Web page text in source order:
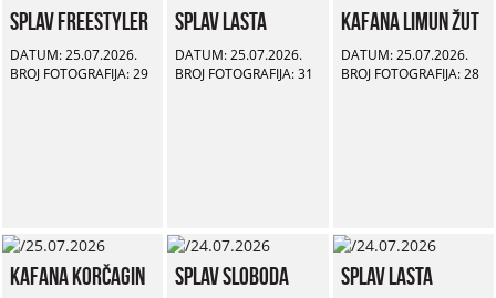
Splav Freestyler
DATUM: 25.07.2026.
BROJ FOTOGRAFIJA: 29
Splav Lasta
DATUM: 25.07.2026.
BROJ FOTOGRAFIJA: 31
Kafana Limun Žut
DATUM: 25.07.2026.
BROJ FOTOGRAFIJA: 28
Kafana Korčagin Splav Sloboda Splav Lasta